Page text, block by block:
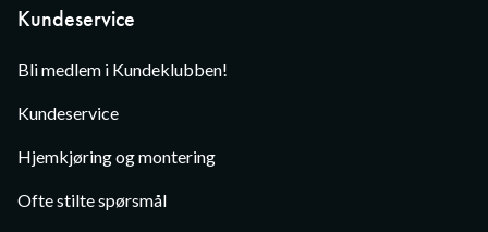
Kundeservice
Bli medlem i Kundeklubben!
Kundeservice
Hjemkjøring og montering
Ofte stilte spørsmål